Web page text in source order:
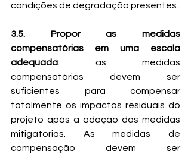
condições de degradação presentes.
3.5. Propor as medidas
compensatórias em uma escala
adequada: as medidas
compensatórias devem ser
suficientes para compensar
totalmente os impactos residuais do
projeto após a adoção das medidas
mitigatórias. As medidas de
compensação devem ser